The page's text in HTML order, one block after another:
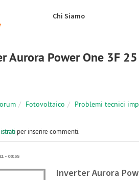
Chi Siamo
Aurora Power One 3F
Fotovoltaico Problemi tecnici
per inserire commenti.
- 09:55
Inverter Aurora